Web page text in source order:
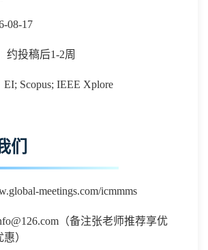
08-17
约投稿后1-2周
Scopus; IEEE Xplore
们
meetings.com/icmmms
（备注张老师推荐享优
）